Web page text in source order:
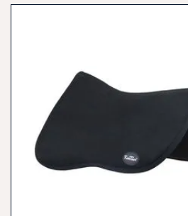
Pokyny k péči:Doporučeno ruční
uschnout, nepoužívejte sušičku.